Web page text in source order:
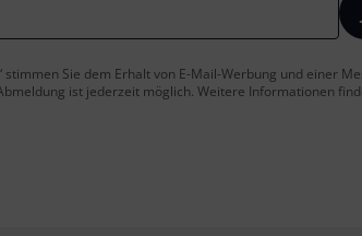
stimmen Sie dem Erhalt von E-Mail-Werbung und einer
ist jederzeit möglich. Weitere Informationen